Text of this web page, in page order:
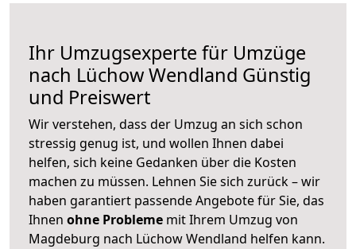
Ihr Umzugsexperte für Umzüge
nach Lüchow Wendland Günstig
und Preiswert
Wir verstehen, dass der Umzug an sich schon
stressig genug ist, und wollen Ihnen dabei
helfen, sich keine Gedanken über die Kosten
machen zu müssen. Lehnen Sie sich zurück – wir
haben garantiert passende Angebote für Sie, das
Ihnen ohne Probleme mit Ihrem Umzug von
Magdeburg nach Lüchow Wendland helfen kann.